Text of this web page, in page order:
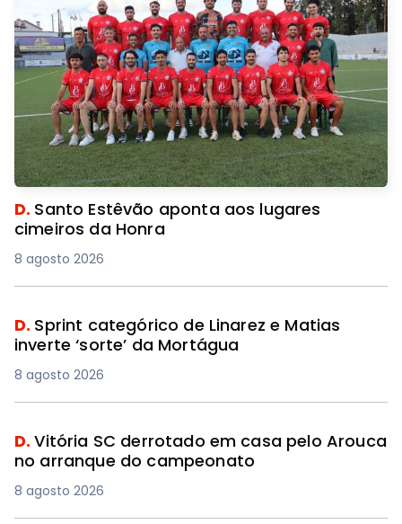
D. Santo Estêvão aponta aos lugares
cimeiros da Honra
8 agosto 2026
D. Sprint categórico de Linarez e Matias
inverte ‘sorte’ da Mortágua
8 agosto 2026
D.Vitória SC derrotado em casa pelo Arouca
no arranque do campeonato
8 agosto 2026